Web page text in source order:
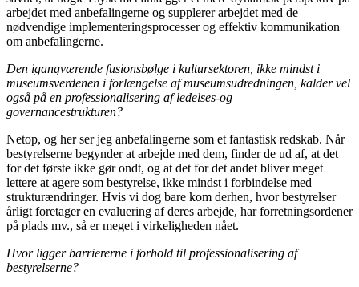
arbejdet med anbefalingerne og supplerer arbejdet med de
nødvendige implementeringsprocesser og effektiv kommunikation
om anbefalingerne.
Den igangværende fusionsbølge i kultur­sektoren, ikke mindst i
museumsverdenen i forlængelse af museumsudredningen, kalder vel
også på en professionalisering af ledelses-og
governancestrukturen?
Netop, og her ser jeg anbefalingerne som et fantastisk redskab. Når
bestyrelserne begyn­der at arbejde med dem, finder de ud af, at det
for det første ikke gør ondt, og at det for det andet bliver meget
lettere at agere som bestyrelse, ikke mindst i forbindelse med
strukturændringer. Hvis vi dog bare kom derhen, hvor bestyrelser
årligt foretager en evaluering af deres arbejde, har forretnings­ordener
på plads mv., så er meget i virkelig­heden nået.
Hvor ligger barriererne i forhold til professio­nalisering af
bestyrelserne?